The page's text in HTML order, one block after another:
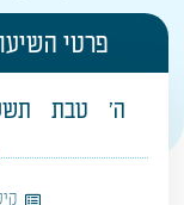
פרטי
ה' טבת